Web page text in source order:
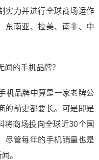
实力并进行全球商场运作
东南亚、拉美、南非、中
机品牌中算是一家老牌公
的前史都要长。可是即是
将商场投向全球近30个国
尽管每年的手机销量也是
。